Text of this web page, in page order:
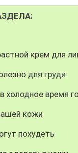
крем для
для груди
холодное время
кожи
похудеть